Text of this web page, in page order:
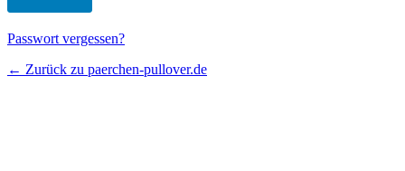
Passwort vergessen?
← Zurück zu paerchen-pullover.de